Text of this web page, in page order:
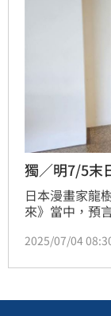
獨／明7/5末
日本漫畫家龍
來》當中，預
明天是否真有
我很討厭那種
2025/07/04